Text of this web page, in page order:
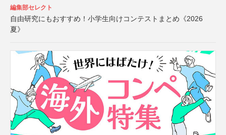
編集部セレクト
自由研究にもおすすめ！小学生向けコンテストまとめ《2026
夏》